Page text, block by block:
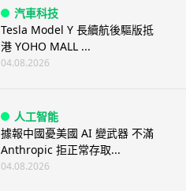
汽車科技
Tesla Model Y 長續航後驅版抵
港 YOHO MALL ...
04.08.2026
人工智能
據報中國憂美國 AI 變武器 不滿
Anthropic 拒正常存取...
04.08.2026